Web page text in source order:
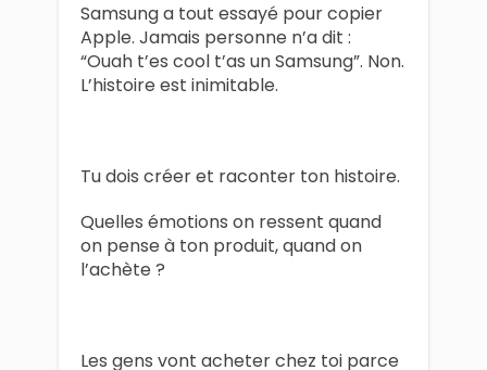
Samsung a tout essayé pour copier
Apple. Jamais personne n’a dit :
“Ouah t’es cool t’as un Samsung”. Non.
L’histoire est inimitable.
Tu dois créer et raconter ton histoire.
Quelles émotions on ressent quand
on pense à ton produit, quand on
l’achète ?
Les gens vont acheter chez toi parce